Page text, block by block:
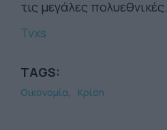
τις μεγάλες πολυεθνικές.
Tvxs
TAGS:
Οικονομία Κρίση